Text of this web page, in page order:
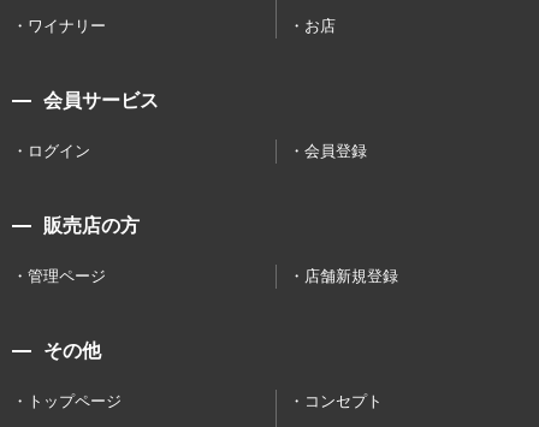
ワイナリー お店
会員サービス
ログイン 会員登録
販売店の方
管理ページ 店舗新規登録
その他
トップページ
コンセプト